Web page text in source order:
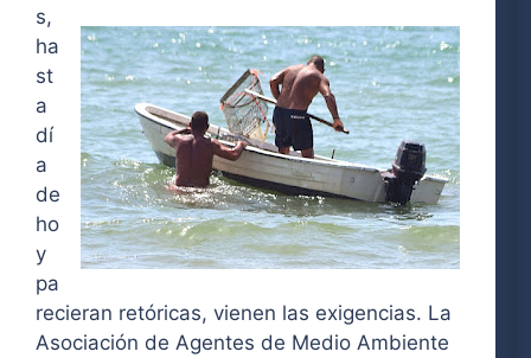
s,
ha
st
a
dí
a
de
ho
y
pa
recieran retóricas, vienen las exigencias. La
Asociación de Agentes de Medio Ambiente